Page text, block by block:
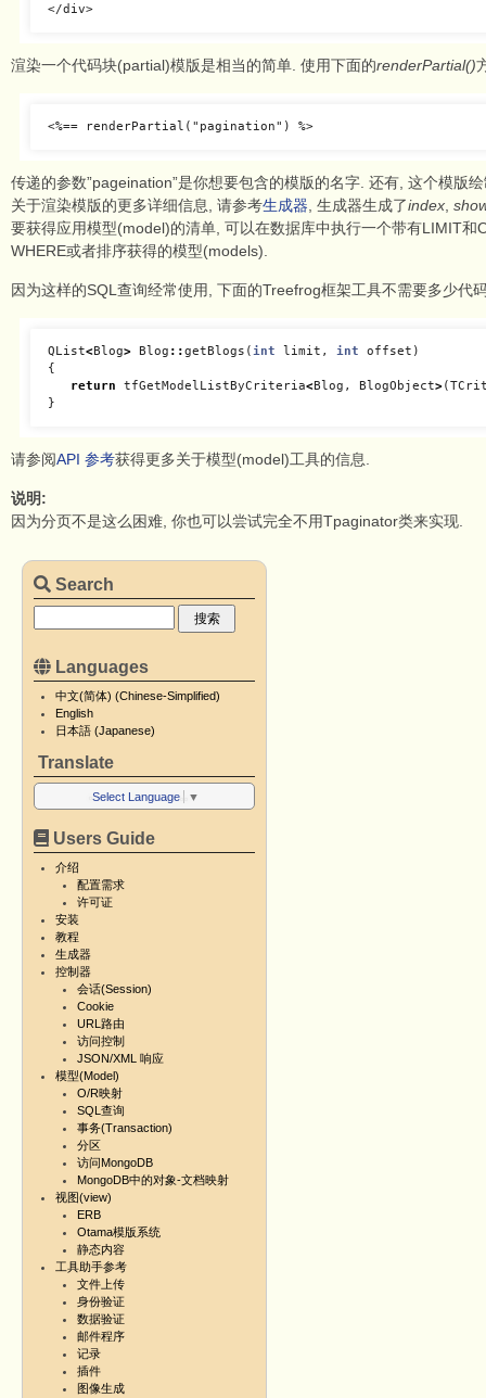
渲染一个代码块(partial)模版是相当的简单. 使用下面的renderPartial()
传递的参数”pageination”是你想要包含的模版的名字. 还有, 这个模版
关于渲染模版的更多详细信息, 请参考生成器 , 生成器生成了index
要获得应用模型(model)的清单, 可以在数据库中执行一个带有LIMIT
WHERE或者排序获得的模型(models).
因为这样的SQL查询经常使用, 下面的Treefrog框架工具不需要多少代
QList<Blog> Blog ::getBlogs (int limit , int offset )
{
return
tfGetModelListByCriteria<Blog , BlogObject>(
}
请参阅API 参考获得更多关于模型(model)工具的信息.
说明:
因为分页不是这么困难, 你也可以尝试完全不用Tpaginator类来实现.
Search
Languages
中文(简体) (Chinese-Simplified)
English
日本語 (Japanese)
Translate
Select Language ▼
Users Guide
介绍
配置需求
许可证
安装
教程
生成器
控制器
会话(Session)
Cookie
URL路由
访问控制
JSON/XML 响应
模型(Model)
O/R映射
SQL查询
事务(Transaction)
分区
访问MongoDB
MongoDB中的对象-文档映射
视图(view)
ERB
Otama模版系统
静态内容
工具助手参考
文件上传
身份验证
数据验证
邮件程序
记录
插件
图像生成